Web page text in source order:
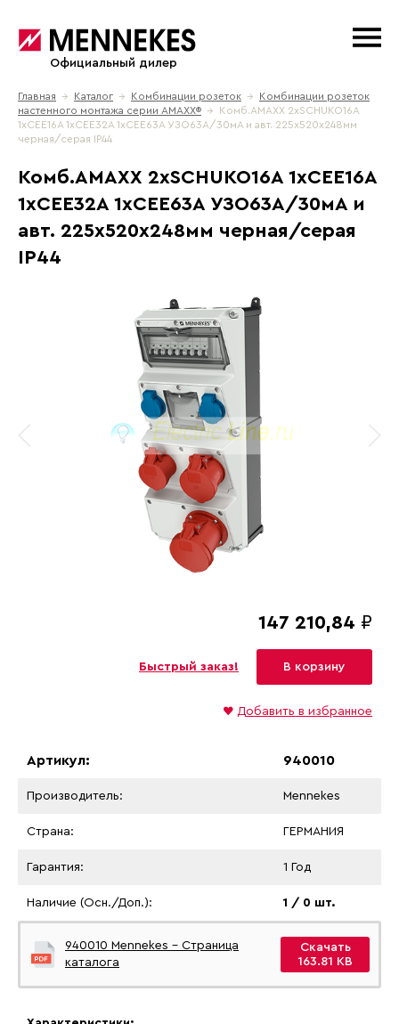
Официальный дилер
Главная → Каталог → Комбинации розеток → Комбинации розеток
настенного монтажа серии АМАХХ® → Комб.AMAXX 2хSCHUKO16А
1хСЕЕ16А 1хСЕЕ32А 1хСЕЕ63А УЗО63А/30мА и авт. 225х520х248мм
черная/серая IP44
Комб.AMAXX 2хSCHUKO16А 1хСЕЕ16А
1хСЕЕ32А 1хСЕЕ63А УЗО63А/30мА и
авт. 225х520х248мм черная/серая
IP44
147 210,84 ₽
Быстрый заказ! В корзину
♥ Добавить в избранное
Артикул: 940010
Производитель: Mennekes
Страна: ГЕРМАНИЯ
Гарантия: 1 Год
Наличие (Осн./Доп.): 1 / 0 шт.
940010 Mennekes - Страница
каталога
Скачать
163.81 KB